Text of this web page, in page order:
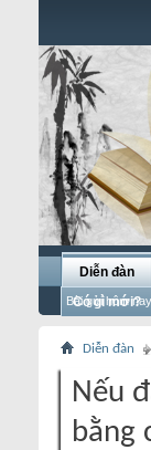
Diễn đàn
Bài gửi hôm nay
Có gì mới?
Diễn đàn
Nếu
bằng